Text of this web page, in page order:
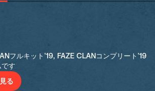
フルキット'19, FAZE CLANコンプリート'19
す
る